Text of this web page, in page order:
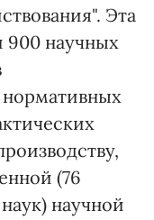
Эта
900 научных
нормативных
(76
научной